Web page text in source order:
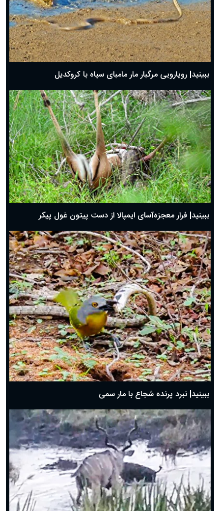
ببینید| رویارویی مرگبار مار مامبای سیاه با کروکدیل
ببینید| فرار معجزه‌آسای ایمپالا از دست پیتون غول پیکر
ببینید| نبرد پرنده شجاع با مار سمی